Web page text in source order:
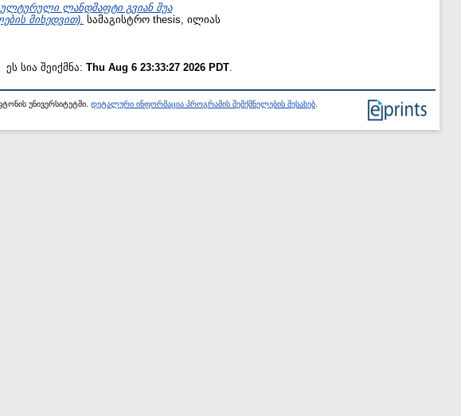
ლანდშაფტი გვიან შუა
მიხედვით). სამაგისტრო thesis, ილიას
ეს სია შეიქმნა: Thu Aug 6 23:33:27 2026 PDT
უნივერსიტეტში. დეტალური ინფორმაცია პროგრამის შემქმნელების შესახებ